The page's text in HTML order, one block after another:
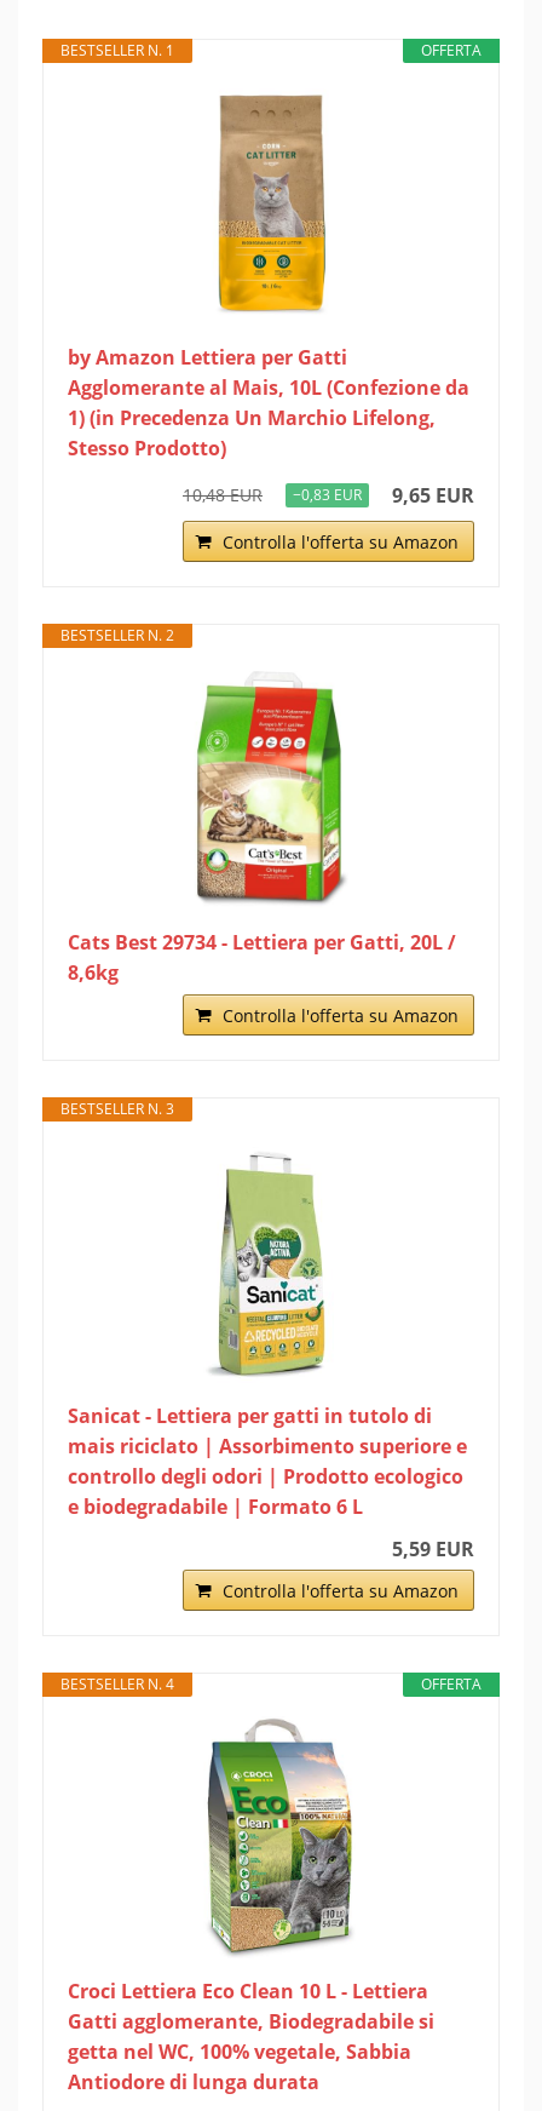
OFFERTA
BESTSELLER N. 1
by Amazon Lettiera per Gatti
Agglomerante al Mais, 10L (Confezione da
1) (in Precedenza Un Marchio Lifelong,
Stesso Prodotto)
10,48 EUR −0,83 EUR 9,65 EUR
Controlla l'offerta su Amazon
BESTSELLER N. 2
Cats Best 29734 - Lettiera per Gatti, 20L /
8,6kg
Controlla l'offerta su Amazon
BESTSELLER N. 3
Sanicat - Lettiera per gatti in tutolo di
mais riciclato | Assorbimento superiore e
controllo degli odori | Prodotto ecologico
e biodegradabile | Formato 6 L
5,59 EUR
Controlla l'offerta su Amazon
OFFERTA
BESTSELLER N. 4
Croci Lettiera Eco Clean 10 L - Lettiera
Gatti agglomerante, Biodegradabile si
getta nel WC, 100% vegetale, Sabbia
Antiodore di lunga durata